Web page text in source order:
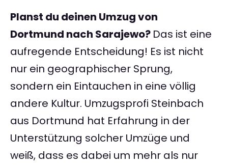
Planst du deinen Umzug von
Dortmund nach Sarajewo? Das ist eine
aufregende Entscheidung! Es ist nicht
nur ein geographischer Sprung,
sondern ein Eintauchen in eine völlig
andere Kultur. Umzugsprofi Steinbach
aus Dortmund hat Erfahrung in der
Unterstützung solcher Umzüge und
weiß, dass es dabei um mehr als nur